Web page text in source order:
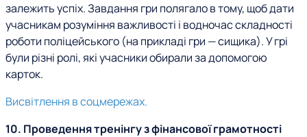
залежить успіх. Завдання гри полягало в тому, щоб дати
учасникам розуміння важливості і водночас складності
роботи поліцейського (на прикладі гри — сищика). У грі
були різні ролі, які учасники обирали за допомогою
карток.
Висвітлення в соцмережах.
10. Проведення тренінгу з фінансової грамотності